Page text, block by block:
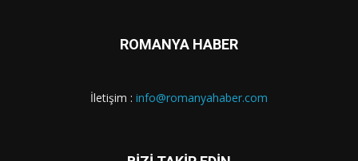
ROMANYA HABER
İletişim : info@romanyahaber.com